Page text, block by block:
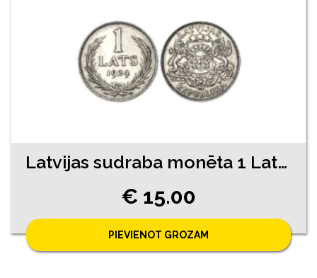
Latvijas sudraba monēta 1 Lats 1924. gads
€ 15.00
PIEVIENOT GROZAM